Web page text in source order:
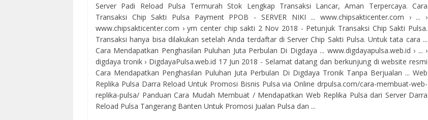
Server Padi Reload Pulsa Termurah Stok Lengkap Transaksi Lancar, Aman Terpercaya. Cara
Transaksi Chip Sakti Pulsa Payment PPOB - SERVER NIKI ... www.chipsakticenter.com › ... ›
www.chipsakticenter.com › ym center chip sakti 2 Nov 2018 - Petunjuk Transaksi Chip Sakti Pulsa.
Transaksi hanya bisa dilakukan setelah Anda terdaftar di Server Chip Sakti Pulsa. Untuk tata cara ...
Cara Mendapatkan Penghasilan Puluhan Juta Perbulan Di Digdaya ... www.digdayapulsa.web.id › ... ›
digdaya tronik › DigdayaPulsa.web.id 17 Jun 2018 - Selamat datang dan berkunjung di website resmi
Cara Mendapatkan Penghasilan Puluhan Juta Perbulan Di Digdaya Tronik Tanpa Berjualan ... Web
Replika Pulsa Darra Reload Untuk Promosi Bisnis Pulsa via Online drpulsa.com/cara-membuat-web-
replika-pulsa/ Panduan Cara Mudah Membuat / Mendapatkan Web Replika Pulsa dari Server Darra
Reload Pulsa Tangerang Banten Untuk Promosi Jualan Pulsa dan ...